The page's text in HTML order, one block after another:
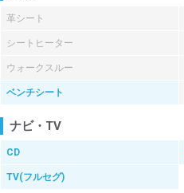
革シート
シートヒーター
ウォークスルー
ベンチシート
ナビ・TV
CD
TV(フルセグ)